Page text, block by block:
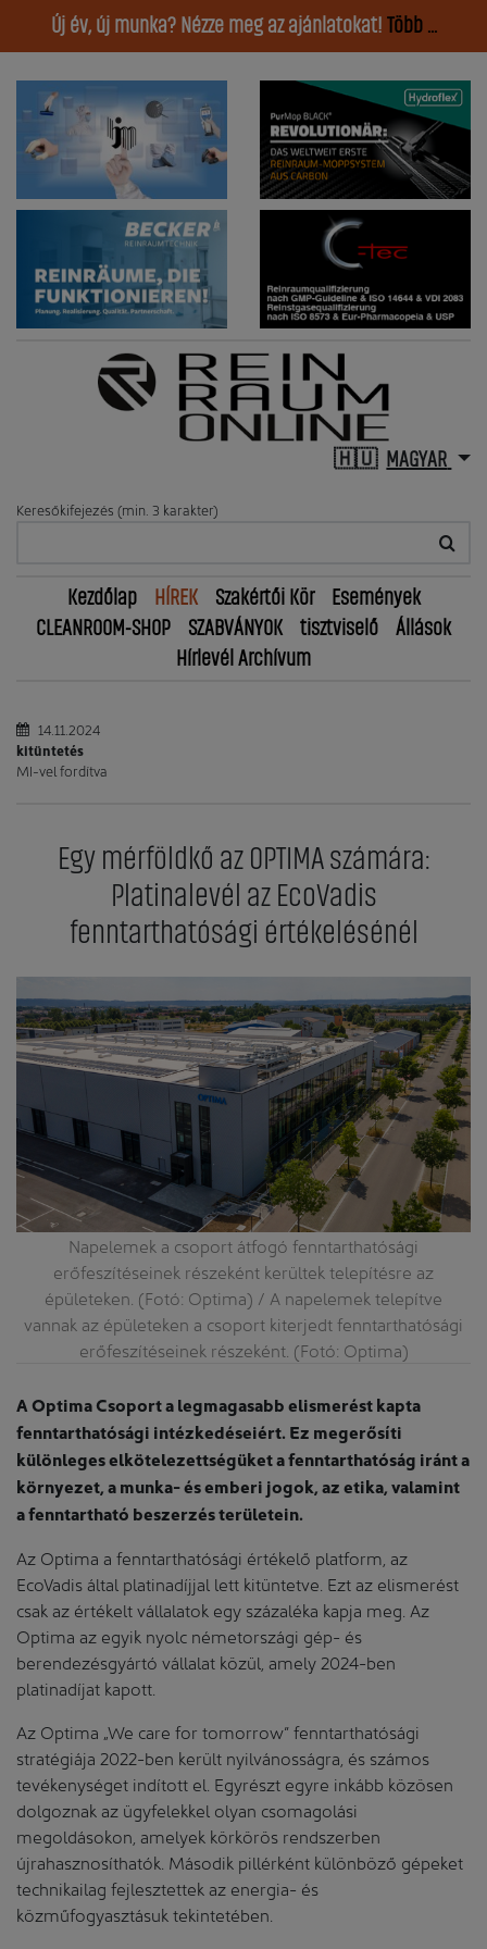
Új év, új munka? Nézze meg az ajánlatokat! Több ...
MAGYAR
Keresőkifejezés (min. 3 karakter)
Kezdőlap HÍREK Szakértői Kör
Események
CLEANROOM-SHOP
SZABVÁNYOK tisztviselő
Állások
Hírlevél Archívum
14.11.2024
kitüntetés
MI-vel fordítva
Egy mérföldkő az OPTIMA számára:
Platinalevél az EcoVadis
fenntarthatósági értékelésénél
Napelemek a csoport átfogó fenntarthatósági
erőfeszítéseinek részeként kerültek telepítésre az
épületeken. (Fotó: Optima) / A napelemek telepítve
vannak az épületeken a csoport kiterjedt fenntarthatósági
erőfeszítéseinek részeként. (Fotó: Optima)
A Optima Csoport a legmagasabb elismerést kapta
fenntarthatósági intézkedéseiért. Ez megerősíti
különleges elkötelezettségüket a fenntarthatóság iránt a
környezet, a munka- és emberi jogok, az etika, valamint
a fenntartható beszerzés területein.
Az Optima a fenntarthatósági értékelő platform, az
EcoVadis által platinadíjjal lett kitüntetve. Ezt az elismerést
csak az értékelt vállalatok egy százaléka kapja meg. Az
Optima az egyik nyolc németországi gép- és
berendezésgyártó vállalat közül, amely 2024-ben
platinadíjat kapott.
Az Optima „We care for tomorrow” fenntarthatósági
stratégiája 2022-ben került nyilvánosságra, és számos
tevékenységet indított el. Egyrészt egyre inkább közösen
dolgoznak az ügyfelekkel olyan csomagolási
megoldásokon, amelyek körkörös rendszerben
újrahasznosíthatók. Második pillérként különböző gépeket
technikailag fejlesztettek az energia- és
közműfogyasztásuk tekintetében.